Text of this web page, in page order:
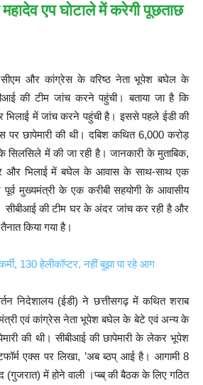
एप घोटाले में करेगी पूछताछ
सीएम और कांग्रेस के वरिष्ठ नेता भूपेश बघेल के
की टीम जांच करने पहुंची। बताया जा है कि
भिलाई में जांच करने पहुंची है। इससे पहले ईडी की
छापेमारी की थी। दबिश कथित 6,000 करोड़
सिलसिले में की जा रही है। जानकारी के मुताबिक,
और भिलाई में बघेल के आवास के साथ-साथ एक
पूर्व मुख्यमंत्री के एक करीबी सहयोगी के आवासीय
सीबीआई की टीम घर के अंदर जांच कर रही है और
किया गया है।
130 हेलीकॉप्टर, नहीं बुझा पा रहे आग
निदेशालय (ईडी) ने छत्तीसगढ़ में कथित शराब
एवं कांग्रेस नेता भूपेश बघेल के बेटे एवं अन्य के
की थी। सीबीआई की छापेमारी के लेकर भूपेश
एक्स पर लिखा, ’अब ब्ठप् आई है। आगामी 8
में होने वाली ।प्ब्ब् की बैठक के लिए गठित